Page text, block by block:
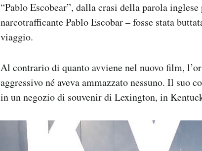
“Pablo Escobear”, dalla crasi della parola
narcotrafficante Pablo Escobar – fosse stata
viaggio.
Al contrario di quanto avviene nel nuovo film,
aggressivo né aveva ammazzato nessuno. Il suo
in un negozio di souvenir di Lexington, in